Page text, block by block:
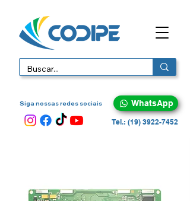
Siga nossas redes sociais WhatsApp
Tel.: (19) 3922-7452